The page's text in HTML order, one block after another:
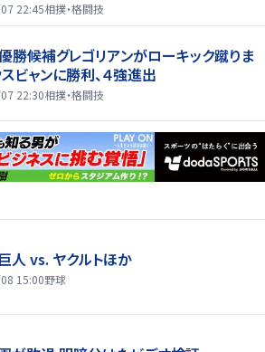
22:45相撲・格闘技
優勝候補グレゴリアンがローキック蹴りま
スビャンに勝利、４強進出
22:30相撲・格闘技
巨人 vs. ヤクルトほか
15:00野球